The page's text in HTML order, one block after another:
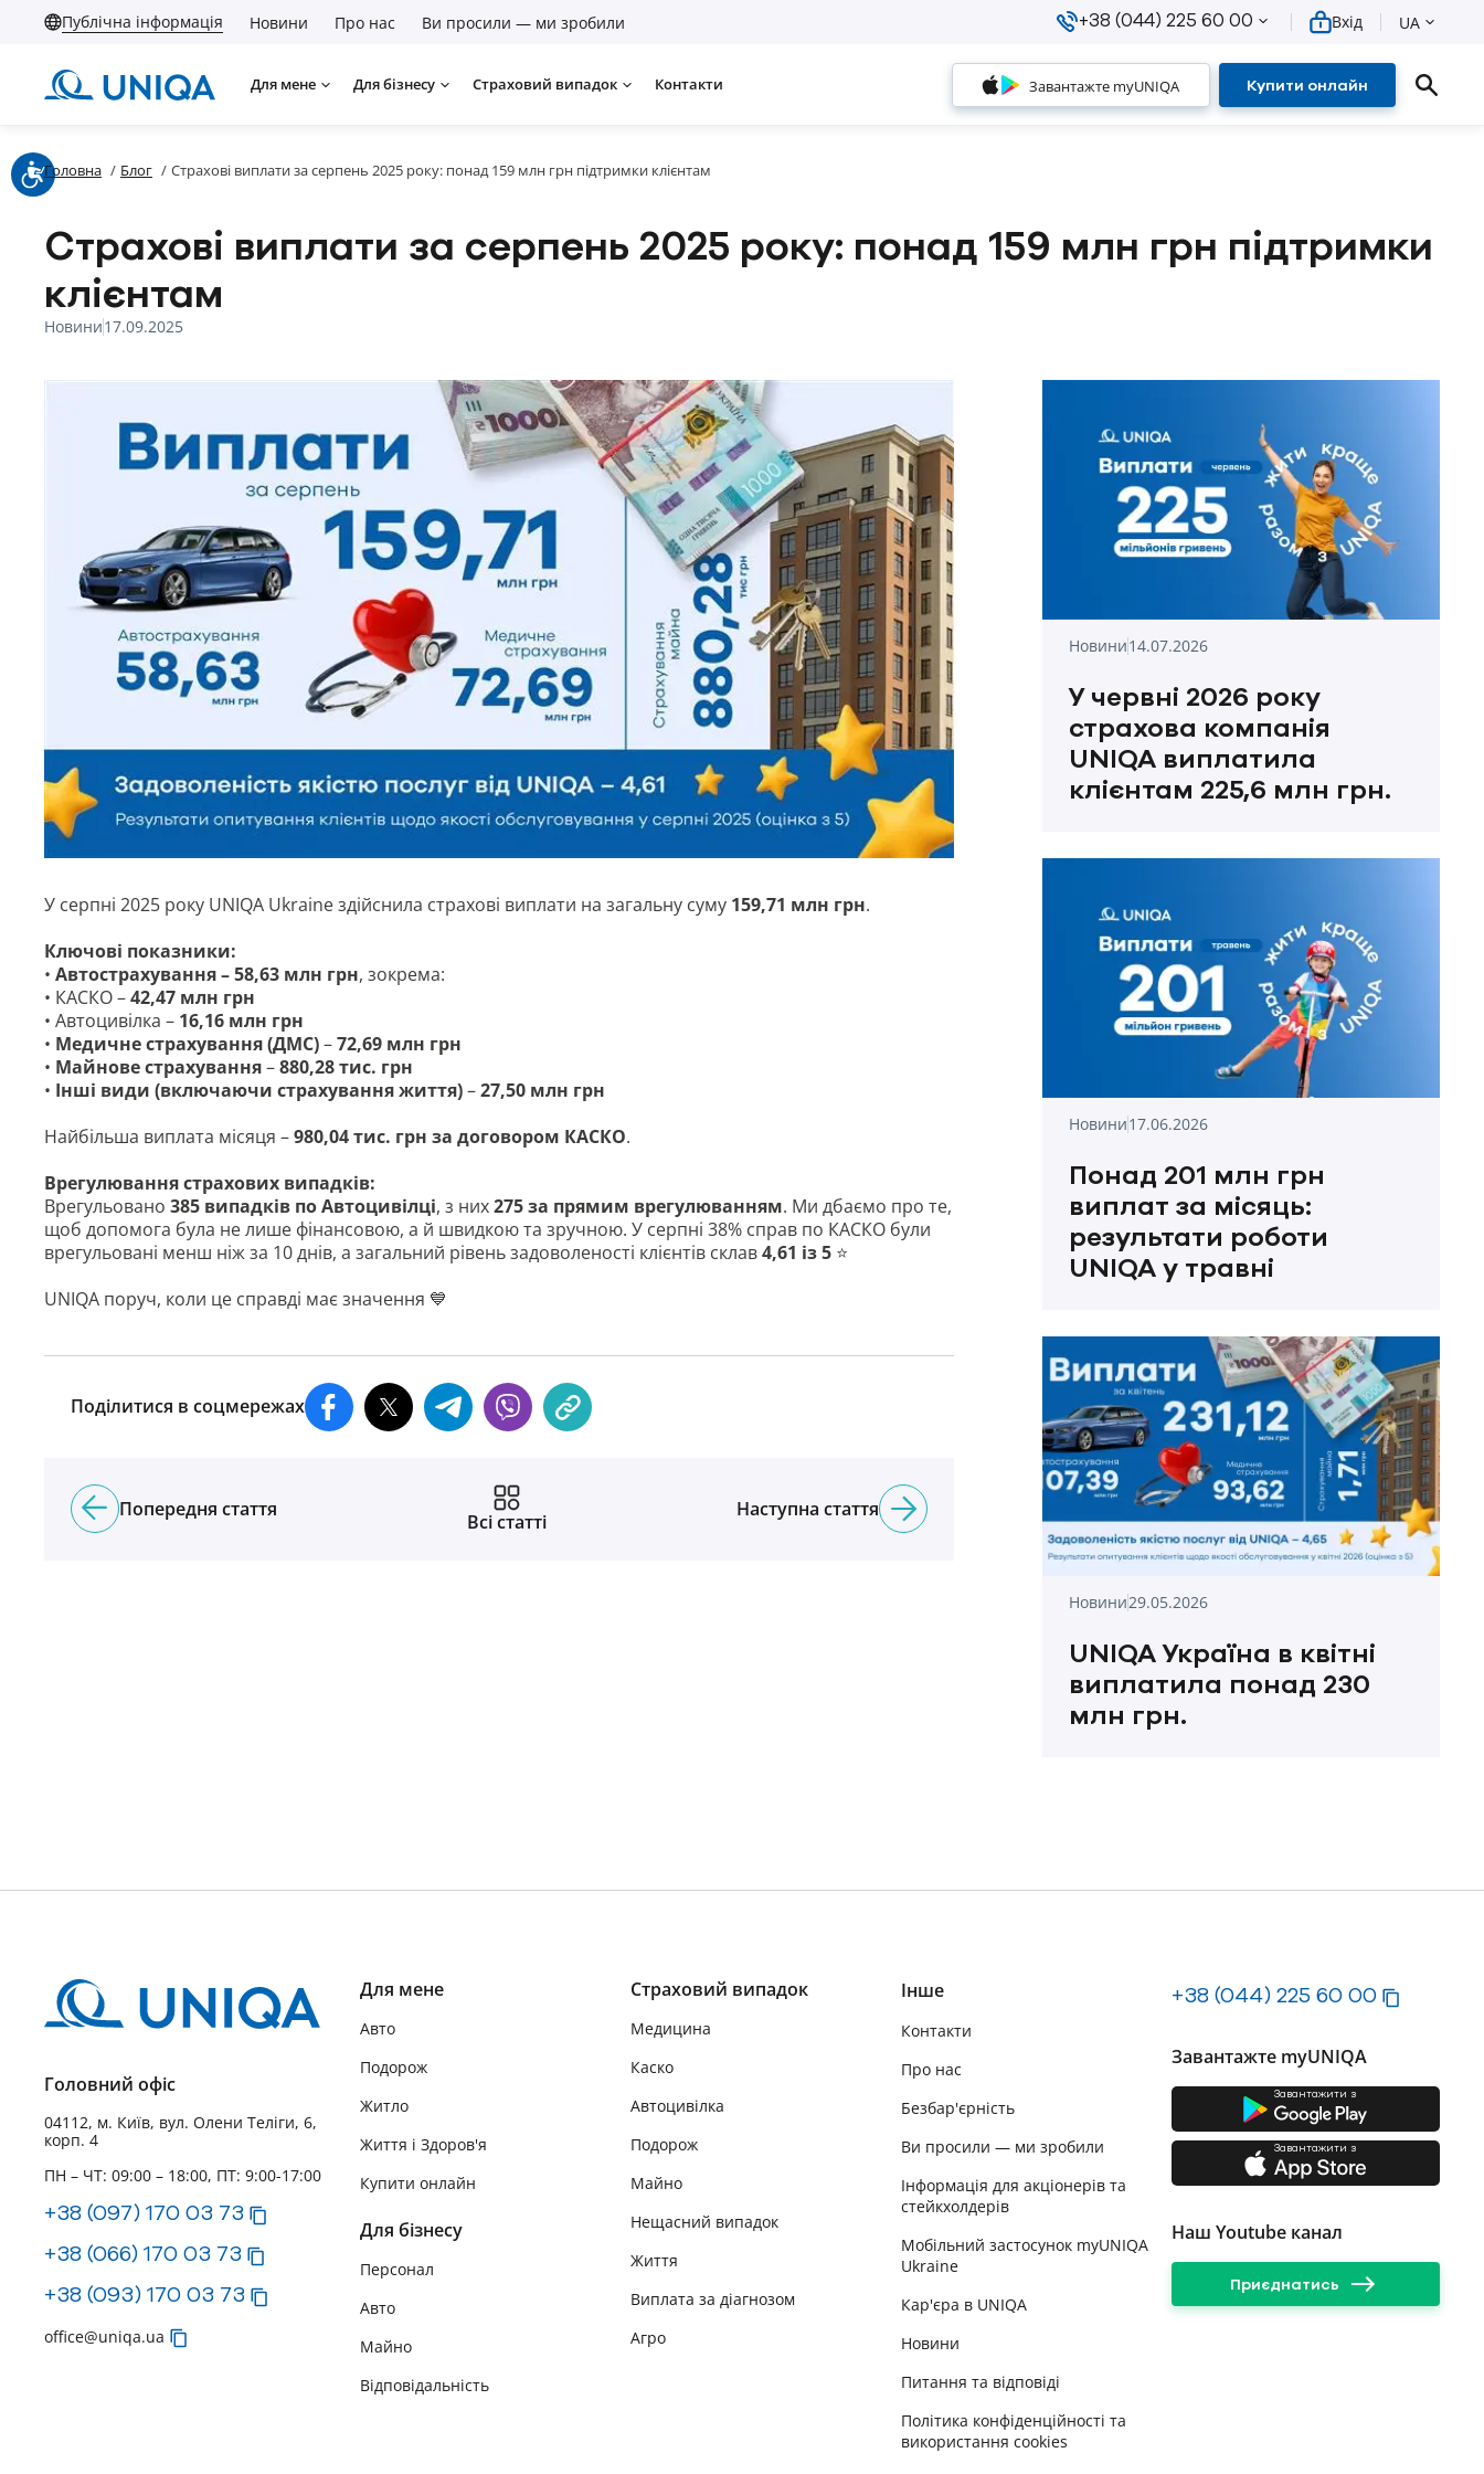
Публічна інформація Новини Про нас Ви просили — ми зробили +38 (044) 225 60 00 Вхід UA
Для мене Для бізнесу Страховий випадок Контакти Завантажте myUNIQA Купити онлайн
Головна / Блог / Страхові виплати за серпень 2025 року: понад 159 млн грн підтримки клієнтам
Страхові виплати за серпень 2025 року: понад 159 млн грн підтримки
клієнтам
Новини17.09.2025
У серпні 2025 року UNIQA Ukraine здійснила страхові виплати на загальну суму 159,71 млн грн.
Ключові показники:
• Автострахування – 58,63 млн грн, зокрема:
• КАСКО –42,47 млн грн
• Автоцивілка – 16,16 млн грн
• Медичне страхування (ДМС)–72,69 млн грн
• Майнове страхування–880,28 тис. грн
• Інші види (включаючи страхування життя)–27,50 млн грн
Найбільша виплата місяця –980,04 тис. грн за договором КАСКО.
Врегулювання страхових випадків:
Врегульовано 385 випадків по Автоцивілці, з них275 за прямим врегулюванням. Ми дбаємо про те,
щоб допомога була не лише фінансовою, а й швидкою та зручною. У серпні 38% справ по КАСКО були
врегульовані менш ніж за 10 днів, а загальний рівень задоволеності клієнтів склав4,61 із 5 ⭐
UNIQA поруч, коли це справді має значення 💙
Поділитися в соцмережах
Попередня стаття
Всі статті
Наступна стаття
Новини14.07.2026
У червні 2026 року
страхова компанія
UNIQA виплатила
клієнтам 225,6 млн грн.
Новини17.06.2026
Понад 201 млн грн
виплат за місяць:
результати роботи
UNIQA у травні
Новини29.05.2026
UNIQA Україна в квітні
виплатила понад 230
млн грн.
Головний офіс
04112, м. Київ, вул. Олени Теліги, 6,
корп. 4
ПН – ЧТ: 09:00 – 18:00, ПТ: 9:00-17:00
+38 (097) 170 03 73
+38 (066) 170 03 73
+38 (093) 170 03 73
office@uniqa.ua
Для мене
Авто
Подорож
Житло
Життя і Здоров'я
Купити онлайн
Для бізнесу
Персонал
Авто
Майно
Відповідальність
Страховий випадок
Медицина
Каско
Автоцивілка
Подорож
Майно
Нещасний випадок
Життя
Виплата за діагнозом
Агро
Інше
Контакти
Про нас
Безбар'єрність
Ви просили — ми зробили
Інформація для акціонерів та
стейкхолдерів
Мобільний застосунок myUNIQA
Ukraine
Кар'єра в UNIQA
Новини
Питання та відповіді
Політика конфіденційності та
використання cookies
+38 (044) 225 60 00
Завантажте myUNIQA
Завантажити з
Завантажити з
Наш Youtube канал
Приєднатись